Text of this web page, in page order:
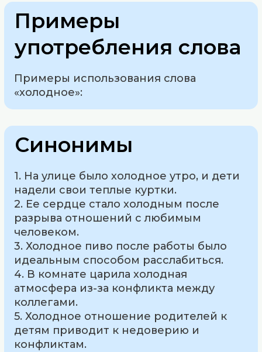
Примеры
употребления слова
Примеры использования слова
«холодное»:
Синонимы
1. На улице было холодное утро, и дети
надели свои теплые куртки.
2. Ее сердце стало холодным после
разрыва отношений с любимым
человеком.
3. Холодное пиво после работы было
идеальным способом расслабиться.
4. В комнате царила холодная
атмосфера из-за конфликта между
коллегами.
5. Холодное отношение родителей к
детям приводит к недоверию и
конфликтам.